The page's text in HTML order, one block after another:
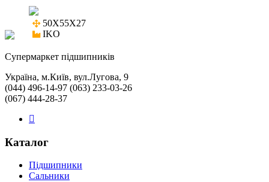
50X55X27
IKO
Cупермаркет підшипників
Україна, м.Київ, вул.Лугова, 9
(044) 496-14-97 (063) 233-03-26
(067) 444-28-37
Каталог
Підшипники
Сальники